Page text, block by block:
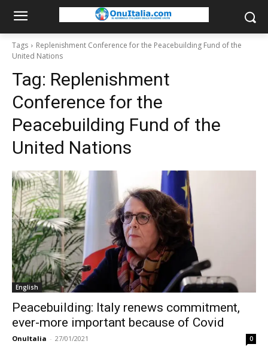
Tags
Replenishment Conference for the Peacebuilding Fund of the
United Nations
Tag: Replenishment
Conference for the
Peacebuilding Fund of the
United Nations
English
Peacebuilding: Italy renews commitment,
ever-more important because of Covid
OnuItalia - 27/01/2021 0